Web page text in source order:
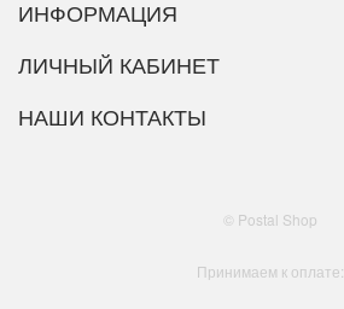
ИНФОРМАЦИЯ
ЛИЧНЫЙ КАБИНЕТ
НАШИ КОНТАКТЫ
© Postal Shop
Принимаем к оплате: